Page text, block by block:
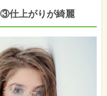
仕上がりが綺麗